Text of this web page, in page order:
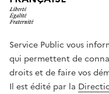
Service Public vous
qui permettent de
droits et de faire vos
Il est édité par la